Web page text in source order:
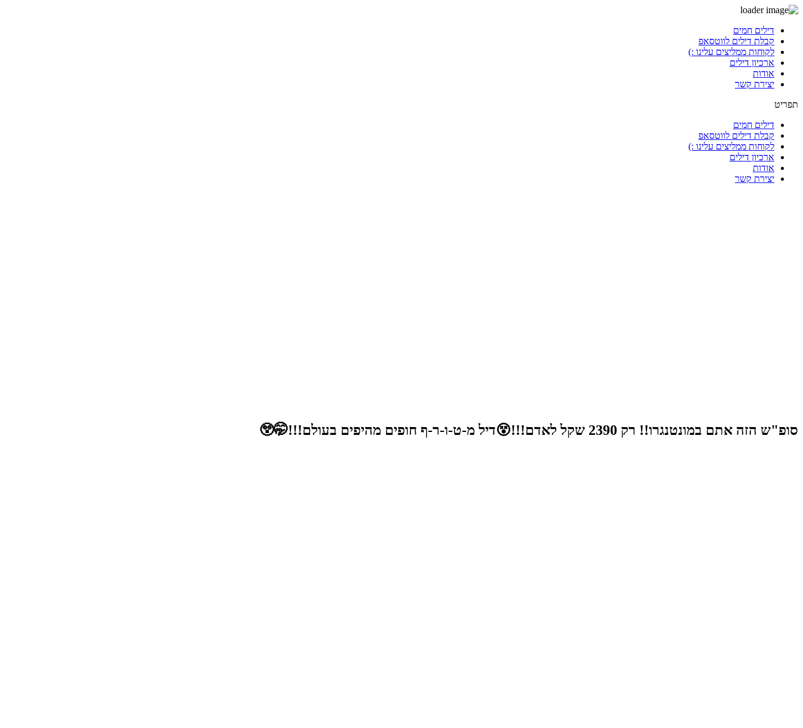
לתוכן
דילים חמים
קבלת דילים לווטסאפ
לקוחות ממליצים עלינו :)
ארכיון דילים
אודות
יצירת קשר
תפריט
דילים חמים
קבלת דילים לווטסאפ
לקוחות ממליצים עלינו :)
ארכיון דילים
אודות
יצירת קשר
סופ"ש הזה אתם במונטנגרו!! רק 2390 שקל לאדם!!!😵דיל מ-ט-ו-ר-ף חופים מהיפים בעולם!!!🤭😲